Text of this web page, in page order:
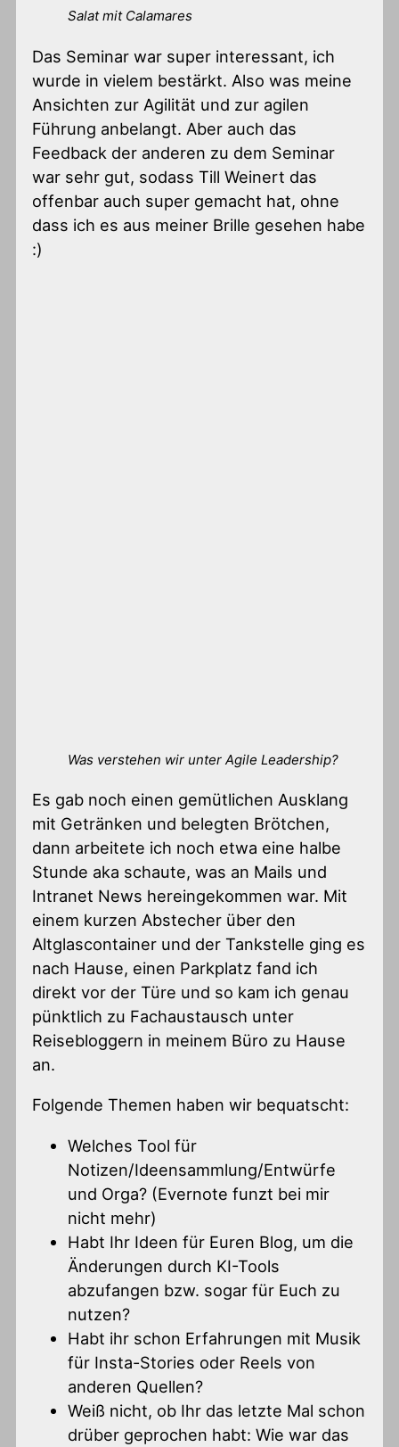
Salat mit Calamares
Das Seminar war super interessant, ich
wurde in vielem bestärkt. Also was meine
Ansichten zur Agilität und zur agilen
Führung anbelangt. Aber auch das
Feedback der anderen zu dem Seminar
war sehr gut, sodass Till Weinert das
offenbar auch super gemacht hat, ohne
dass ich es aus meiner Brille gesehen habe
:)
Was verstehen wir unter Agile Leadership?
Es gab noch einen gemütlichen Ausklang
mit Getränken und belegten Brötchen,
dann arbeitete ich noch etwa eine halbe
Stunde aka schaute, was an Mails und
Intranet News hereingekommen war. Mit
einem kurzen Abstecher über den
Altglascontainer und der Tankstelle ging es
nach Hause, einen Parkplatz fand ich
direkt vor der Türe und so kam ich genau
pünktlich zu Fachaustausch unter
Reisebloggern in meinem Büro zu Hause
an.
Folgende Themen haben wir bequatscht:
Welches Tool für
Notizen/Ideensammlung/Entwürfe
und Orga? (Evernote funzt bei mir
nicht mehr)
Habt Ihr Ideen für Euren Blog, um die
Änderungen durch KI-Tools
abzufangen bzw. sogar für Euch zu
nutzen?
Habt ihr schon Erfahrungen mit Musik
für Insta-Stories oder Reels von
anderen Quellen?
Weiß nicht, ob Ihr das letzte Mal schon
drüber geprochen habt: Wie war das